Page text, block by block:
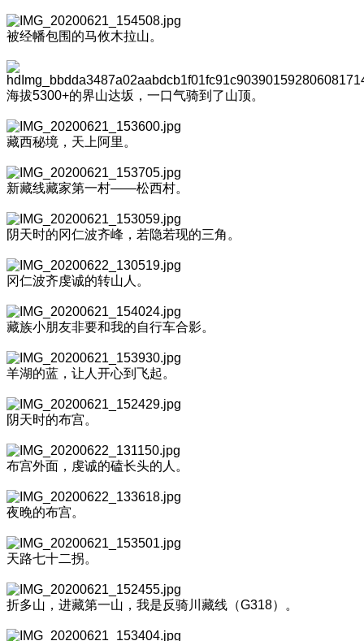
被经幡包围的马攸木拉山。
海拔5300+的界山达坂，一口气骑到了山顶。
藏西秘境，天上阿里。
新藏线藏家第一村——松西村。
阴天时的冈仁波齐峰，若隐若现的三角。
冈仁波齐虔诚的转山人。
藏族小朋友非要和我的自行车合影。
羊湖的蓝，让人开心到飞起。
阴天时的布宫。
布宫外面，虔诚的磕长头的人。
夜晚的布宫。
天路七十二拐。
折多山，进藏第一山，我是反骑川藏线（G318）。